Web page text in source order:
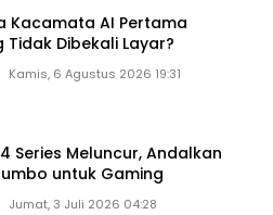
Kacamata AI Pertama
Tidak Dibekali Layar?
Kamis, 6 Agustus 2026 19:31
Series Meluncur, Andalkan
untuk Gaming
Jumat, 3 Juli 2026 04:28